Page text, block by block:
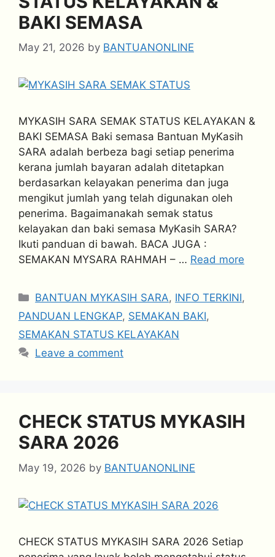
BAKI SEMASA
May 21, 2026 by BANTUANONLINE
MYKASIH SARA SEMAK STATUS KELAYAKAN &
BAKI SEMASA Baki semasa Bantuan MyKasih
SARA adalah berbeza bagi setiap penerima
kerana jumlah bayaran adalah ditetapkan
berdasarkan kelayakan penerima dan juga
mengikut jumlah yang telah digunakan oleh
penerima. Bagaimanakah semak status
kelayakan dan baki semasa MyKasih SARA?
Ikuti panduan di bawah. BACA JUGA :
SEMAKAN MYSARA RAHMAH – … Read more
Categories
BANTUAN MYKASIH SARA, INFO TERKINI,
PANDUAN LENGKAP, SEMAKAN BAKI,
SEMAKAN STATUS KELAYAKAN
Leave a comment
CHECK STATUS MYKASIH
SARA 2026
May 19, 2026 by BANTUANONLINE
CHECK STATUS MYKASIH SARA 2026 Setiap